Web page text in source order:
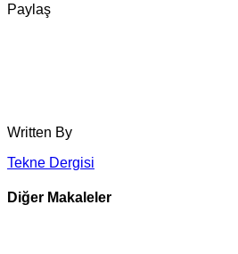
Paylaş
Written By
Tekne Dergisi
Diğer Makaleler